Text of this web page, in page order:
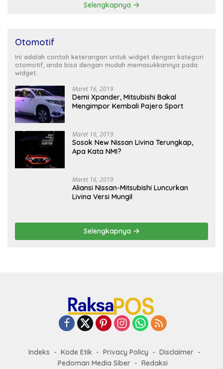
Selengkapnya
Otomotif
Ini adalah contoh keterangan untuk widget dengan kategori
otomotif, anda bisa dengan mudah memasukkannya pada
widget.
Maret 16, 2019
Demi Xpander, Mitsubishi Bakal
Mengimpor Kembali Pajero Sport
Maret 16, 2019
Sosok New Nissan Livina Terungkap,
Apa Kata NMI?
Maret 16, 2019
Aliansi Nissan-Mitsubishi Luncurkan
Livina Versi Mungil
Selengkapnya
Indeks Kode Etik Privacy Policy
Disclaimer
Pedoman Media Siber
Redaksi